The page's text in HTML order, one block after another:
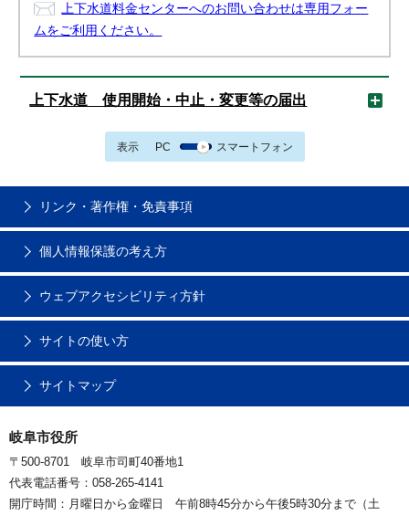
上下水道料金センターへのお問い合わせは専用フォー
ムをご利用ください。
上下水道 使用開始・中止・変更等の届出
表示 PC スマートフォン
リンク・著作権・免責事項
個人情報保護の考え方
ウェブアクセシビリティ方針
サイトの使い方
サイトマップ
岐阜市役所
〒500-8701 岐阜市司町40番地1
代表電話番号：058-265-4141
開庁時間：月曜日から金曜日 午前8時45分から午後5時30分まで（土